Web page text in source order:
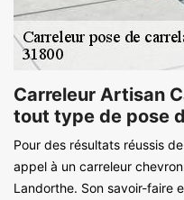
Carreleur Artisan
tout type de pose
Pour des résultats réussis
appel à un carreleur
Landorthe. Son savoir-faire